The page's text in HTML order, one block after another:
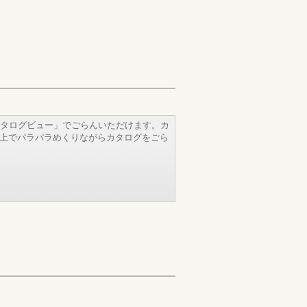
ログビュー」でごらんいただけます。カ
でパラパラめくりながらカタログをごら